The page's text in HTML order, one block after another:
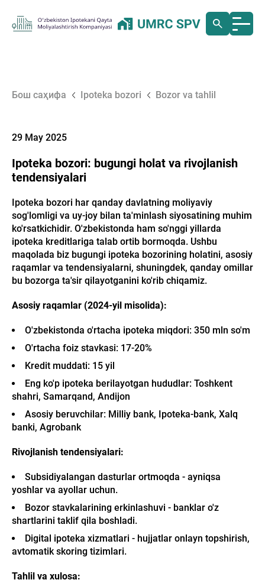
Бош саҳифа Ipoteka bozori Bozor va tahlil
29 May 2025
Ipoteka bozori: bugungi holat va rivojlanish
tendensiyalari
Ipoteka bozori har qanday davlatning moliyaviy
sog'lomligi va uy-joy bilan ta'minlash siyosatining muhim
ko'rsatkichidir. O'zbekistonda ham so'nggi yillarda
ipoteka kreditlariga talab ortib bormoqda. Ushbu
maqolada biz bugungi ipoteka bozorining holatini, asosiy
raqamlar va tendensiyalarni, shuningdek, qanday omillar
bu bozorga ta'sir qilayotganini ko'rib chiqamiz.
Asosiy raqamlar (2024-yil misolida):
O'zbekistonda o'rtacha ipoteka miqdori: 350 mln so'm
O'rtacha foiz stavkasi: 17-20%
Kredit muddati: 15 yil
Eng ko'p ipoteka berilayotgan hududlar: Toshkent
shahri, Samarqand, Andijon
Asosiy beruvchilar: Milliy bank, Ipoteka-bank, Xalq
banki, Agrobank
Rivojlanish tendensiyalari:
Subsidiyalangan dasturlar ortmoqda - ayniqsa
yoshlar va ayollar uchun.
Bozor stavkalarining erkinlashuvi - banklar o'z
shartlarini taklif qila boshladi.
Digital ipoteka xizmatlari - hujjatlar onlayn topshirish,
avtomatik skoring tizimlari.
Tahlil va xulosa: